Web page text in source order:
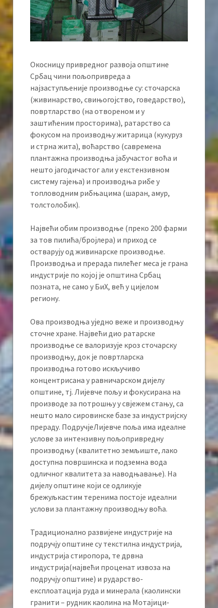
Окосницу привредног развоја општине
Србац чини пољопривреда а
најзаступљеније производње су: сточарска
(живинарство, свињогојство, говедарство),
повртларство (на отвореном и у
заштићеним просторима), ратарство са
фокусом на производњу житарица (кукуруз
и стрна жита), воћарство (савремена
плантажна производња јабучастог воћа и
нешто јагодичастог али у екстензивном
систему гајења) и производња рибе у
топловодним рибњацима (шаран, амур,
толстолобик).
Највећи обим производње (преко 200 фарми
за тов пилића/бројлера) и приход се
остварују од живинарске производње.
Производња и прерада пилећег меса је грана
индустрије по којој је општина Србац
позната, не само у БиХ, већ у цијелом
региону.
Ова производња уједно веже и производњу
сточне хране. Највећи дио ратарске
производње се валоризује кроз сточарску
производњу, док је повртларска
производња готово искључиво
концентрисана у равничарском дијелу
општине, тј. Лијевче пољу и фокусирана на
производе за потрошњу у свјежем стању, са
нешто мало сировинске базе за индустријску
прераду. ПодручјеЛијевче поља има идеалне
услове за интензивну пољопривредну
производњу (квалитетно земљиште, лако
доступна површинска и подземна вода
одличног квалитета за наводњавање). На
дијелу општине који се одликује
брежуљкастим теренима постоје идеални
услови за плантажну производњу воћа.
Традиционално развијене индустрије на
подручју општине су текстилна индустрија,
индустрија стиропора, те дрвна
индустрија(највећи проценат извоза на
подручју општине) и рударство-
експлоатација руда и минерала (каолински
гранити – рудник каолина на Мотајици-